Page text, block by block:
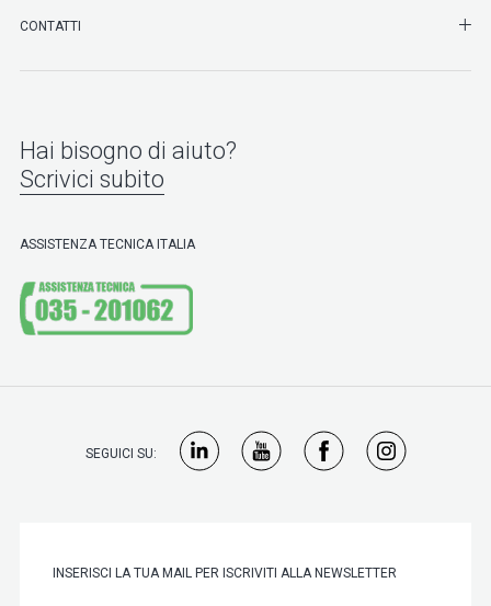
CONTATTI
Hai bisogno di aiuto?
Scrivici subito
ASSISTENZA TECNICA ITALIA
SEGUICI SU: